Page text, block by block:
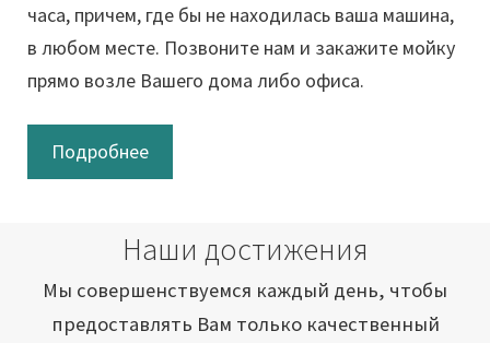
часа, причем, где бы не находилась ваша машина,
в любом месте. Позвоните нам и закажите мойку
прямо возле Вашего дома либо офиса.
Подробнее
Наши достижения
Мы совершенствуемся каждый день, чтобы
предоставлять Вам только качественный